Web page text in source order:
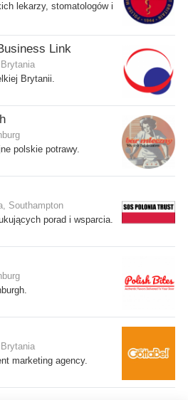
lekarzy, stomatologów i
Link
Brytanii.
polskie potrawy.
Southampton
porad i wsparcia.
marketing agency.